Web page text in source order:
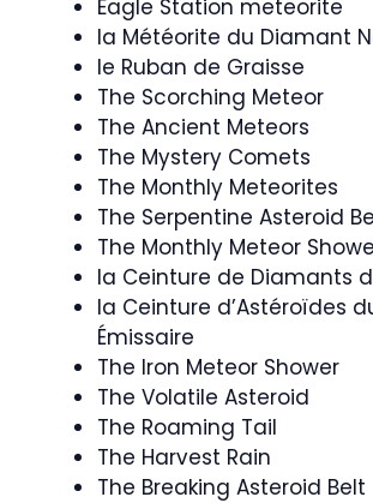
Eagle Station meteorite
la Météorite du Diamant
le Ruban de Graisse
The Scorching Meteor
The Ancient Meteors
The Mystery Comets
The Monthly Meteorites
The Serpentine Asteroid
The Monthly Meteor
la Ceinture de Diamants
la Ceinture d’Astéroïdes
Émissaire
The Iron Meteor Shower
The Volatile Asteroid
The Roaming Tail
The Harvest Rain
The Breaking Asteroid Belt